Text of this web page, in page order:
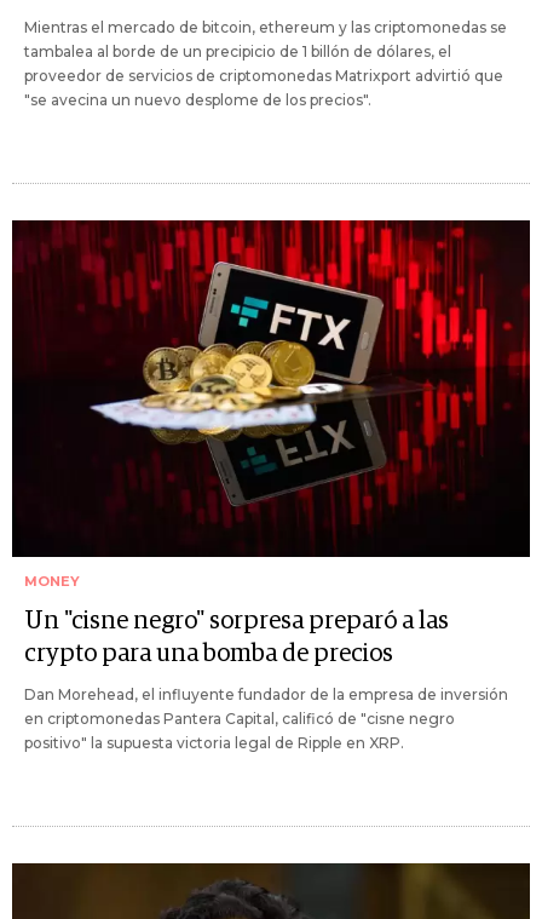
Mientras el mercado de bitcoin, ethereum y las criptomonedas se
tambalea al borde de un precipicio de 1 billón de dólares, el
proveedor de servicios de criptomonedas Matrixport advirtió que
"se avecina un nuevo desplome de los precios".
MONEY
Un "cisne negro" sorpresa preparó a las
crypto para una bomba de precios
Dan Morehead, el influyente fundador de la empresa de inversión
en criptomonedas Pantera Capital, calificó de "cisne negro
positivo" la supuesta victoria legal de Ripple en XRP.